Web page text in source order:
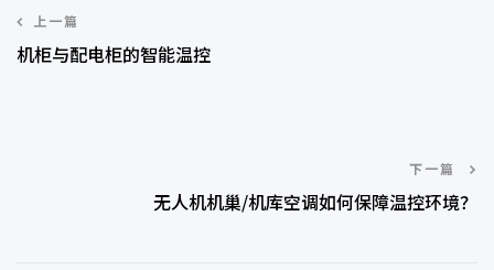
上一篇
机柜与配电柜的智能温控
下一篇
无人机机巢/机库空调如何保障温控环境？